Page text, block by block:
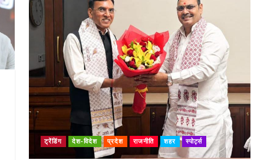
ट्रेंडिंग देश-विदेश प्रदेश राजनीति शहर स्पोर्ट्स